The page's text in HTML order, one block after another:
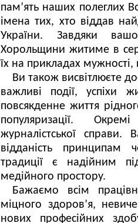
пам’ять наших полеглих
імена тих, хто віддав
України. Завдяки
Хорольщини житиме в
їх на прикладах
Ви також висвітлюєте
важливі події, успіхи
повсякденне життя
популяризації.
журналістської справи.
відданість принципам
традиції є надійним
медійного простору.
Бажаємо всім
міцного здоров’я,
нових професійних